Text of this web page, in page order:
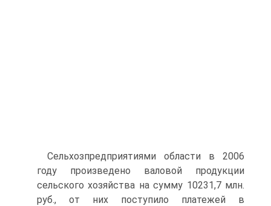
Сельхозпредприятиями области в 2006
году произведено валовой продукции
сельского хозяйства на сумму 10231,7 млн.
руб., от них поступило платежей в